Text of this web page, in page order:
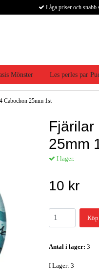
Låga priser och snabb
Mönster Les perles par
Cabochon 25mm 1st
Fjärilar
25mm
I lager.
10 kr
Köp
Antal i lager: 3
I Lager: 3